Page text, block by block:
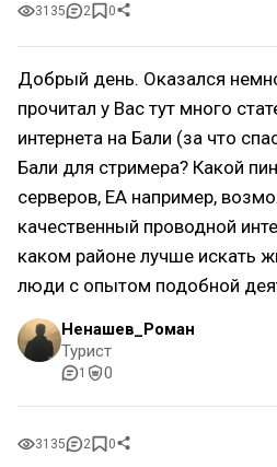
3135 2 0
Добрый день. Оказался
прочитал у Вас тут много
интернета на Бали (за что
Бали для стримера? Какой
серверов, EA например,
качественный проводной
каком районе лучше искать
люди с опытом подобной
Ненашев_Роман
Турист
1 0
3135 2 0